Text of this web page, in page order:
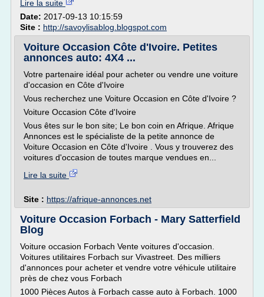
Lire la suite
Date: 2017-09-13 10:15:59
Site : http://savoylisablog.blogspot.com
Voiture Occasion Côte d'Ivoire. Petites
annonces auto: 4X4 ...
Votre partenaire idéal pour acheter ou vendre une voiture
d'occasion en Côte d'Ivoire
Vous recherchez une Voiture Occasion en Côte d'Ivoire ?
Voiture Occasion Côte d'Ivoire
Vous êtes sur le bon site; Le bon coin en Afrique. Afrique
Annonces est le spécialiste de la petite annonce de
Voiture Occasion en Côte d'Ivoire . Vous y trouverez des
voitures d'occasion de toutes marque vendues en...
Lire la suite
Site : https://afrique-annonces.net
Voiture Occasion Forbach - Mary Satterfield
Blog
Voiture occasion Forbach Vente voitures d'occasion.
Voitures utilitaires Forbach sur Vivastreet. Des milliers
d'annonces pour acheter et vendre votre véhicule utilitaire
près de chez vous Forbach
1000 Pièces Autos à Forbach casse auto à Forbach. 1000